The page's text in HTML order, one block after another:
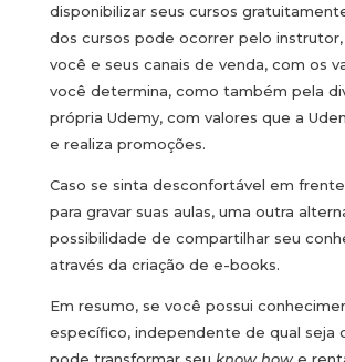
disponibilizar seus cursos
dos cursos pode ocorrer pelo instrutor,
você e seus canais de venda, com os
você determina, como também pela
própria Udemy, com valores que a
e realiza promoções.
Caso se sinta desconfortável em
para gravar suas aulas, uma outra
possibilidade de compartilhar seu
através da criação de e-books.
Em resumo, se você possui
específico, independente de qual seja
pode transformar seu know howe